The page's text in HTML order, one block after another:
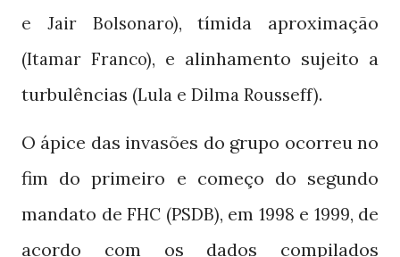
e Jair Bolsonaro), tímida aproximação
(Itamar Franco), e alinhamento sujeito a
turbulências (Lula e Dilma Rousseff).
O ápice das invasões do grupo ocorreu no
fim do primeiro e começo do segundo
mandato de FHC (PSDB), em 1998 e 1999, de
acordo com os dados compilados